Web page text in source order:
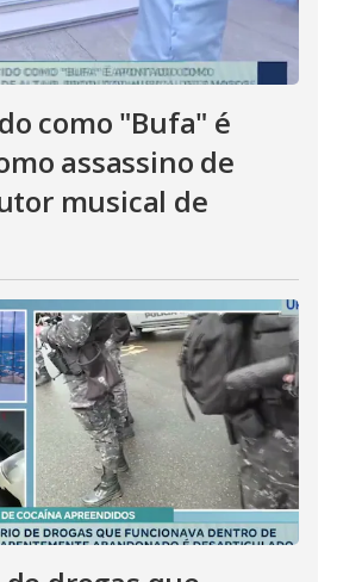
como "Bufa" é
assassino de
musical de